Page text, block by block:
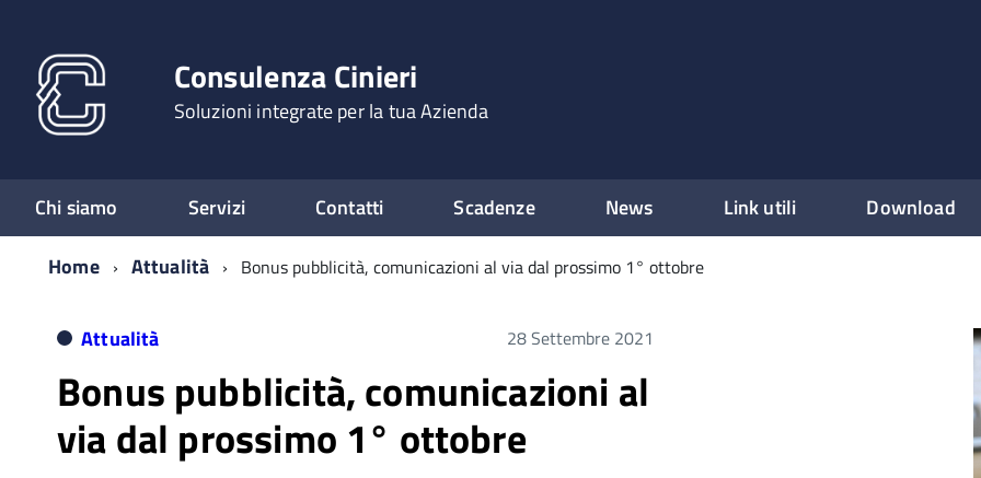
Consulenza Cinieri
Soluzioni integrate per la tua Azienda
Chi siamo Servizi Contatti Scadenze News Link utili Download
Home
Attualità Bonus pubblicità, comunicazioni al via dal prossimo 1° ottobre
Attualità 28 Settembre 2021
Bonus pubblicità, comunicazioni al
via dal prossimo 1° ottobre